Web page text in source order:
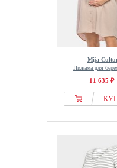
Mija
Пижама для
11 635 ₽